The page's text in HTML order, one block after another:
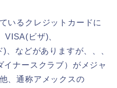
いるクレジットカードに
VISA(ビザ)、
、などがありますが、、、
ナースクラブ）がメジャ
、通称アメックスの